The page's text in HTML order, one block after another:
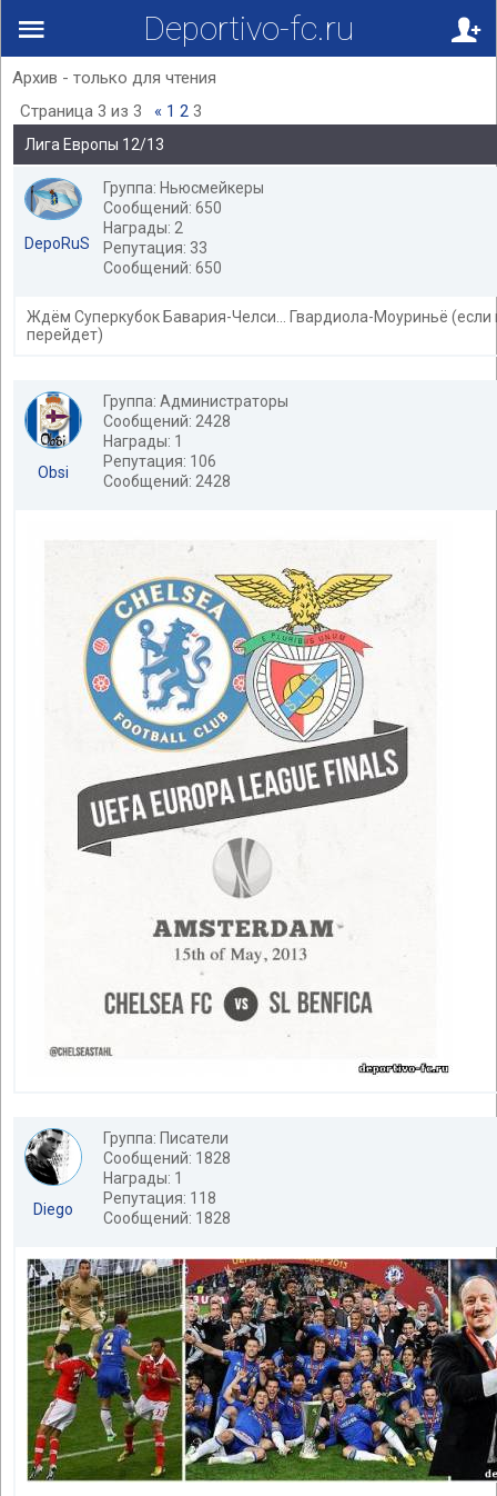
Deportivo-fc.ru
Архив - только для чтения
Страница 3 из 3 « 1 2 3
Лига Европы 12/13
DepoRuS
Группа: Ньюсмейкеры
Сообщений: 650
Награды: 2
Репутация: 33
Сообщений: 650
Ждём Суперкубок Бавария-Челси... Гвардиола-Моуриньё (если
перейдет)
Obsi
Группа: Администраторы
Сообщений: 2428
Награды: 1
Репутация: 106
Сообщений: 2428
Diego
Группа: Писатели
Сообщений: 1828
Награды: 1
Репутация: 118
Сообщений: 1828